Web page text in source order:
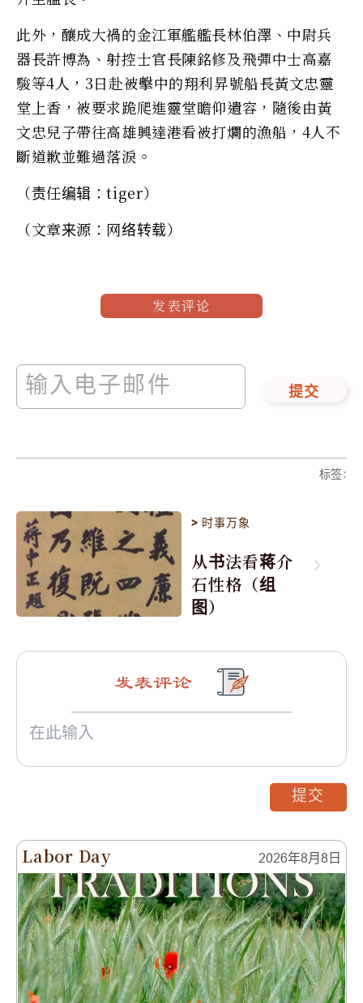
此外，釀成大禍的金江軍艦艦長林伯澤、中尉兵
器長許博為、射控士官長陳銘修及飛彈中士高嘉
駿等4人，3日赴被擊中的翔利昇號船長黃文忠靈
堂上香，被要求跪爬進靈堂瞻仰遺容，隨後由黃
文忠兒子帶往高雄興達港看被打爛的漁船，4人不
斷道歉並難過落淚。
（责任编辑：tiger）
（文章来源：网络转载）
发表评论
提交
标签:
> 时事万象
从书法看蒋介
石性格（组
图）
Labor Day 2026年8月8日
发表评论
提交